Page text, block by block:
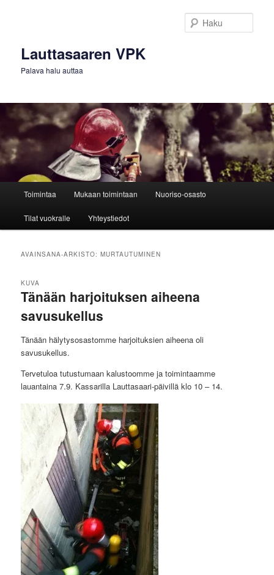
Lauttasaaren VPK
Palava halu auttaa
Toimintaa Mukaan toimintaan Nuoriso-osasto
Tilat vuokralle Yhteystiedot
AVAINSANA-ARKISTO:MURTAUTUMINEN
Tänään harjoituksen aiheena
savusukellus
KUVA
Tänään hälytysosastomme harjoituksien aiheena oli
savusukellus.
Tervetuloa tutustumaan kalustoomme ja toimintaamme
lauantaina 7.9. Kassarilla Lauttasaari-päivillä klo 10 – 14.